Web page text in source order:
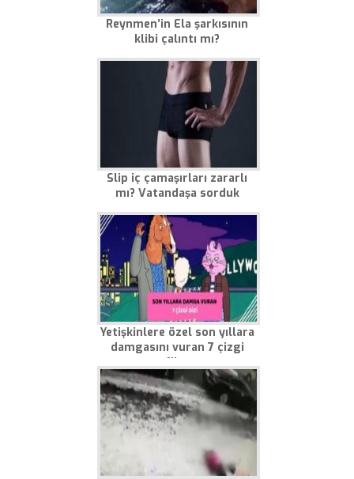
Reynmen’in Ela şarkısının
klibi çalıntı mı?
Slip iç çamaşırları zararlı
mı? Vatandaşa sorduk
Yetişkinlere özel son yıllara
damgasını vuran 7 çizgi
film